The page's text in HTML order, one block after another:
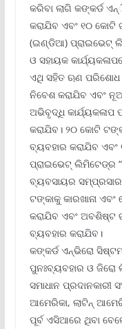
କରିବା ଲାଗି କଙ୍କର୍ଡ
କରାଯିବ ଏବଂ ୧୦ କୋଟି
(ଇଣ୍ଡିଆ) ପ୍ରାଇଭେଟ୍
ଓ ସହାୟକ
ଏଥି ସହିତ ଋଣ ପରିଶୋଧ
ନିବେଶ କରାଯିବ ଏବଂ
ଅଭିବୃଦ୍ଧି
କରାଯିବ। ୨୦ କୋଟି
ବ୍ୟବହାର କରାଯିବ
ପ୍ରାଇଭେଟ୍ ଲିମିଟେଡ୍‌ର
ବ୍ୟବସାୟର
ଟଙ୍କାକୁ କାରଖାନା
କରାଯିବ ଏବଂ ଅବଶିଷ୍ଟ
ବ୍ୟବହାର କରାଯିବ।
କଙ୍କର୍ଡ ଏନ୍‌ଭିରୋ
ପୁନଃବ୍ୟବହାର ଓ ଜିରୋ
ସମାଧାନ
ଆମେରିକା, ଲାଟିନ୍
ପୂର୍ବ ଏସିଆରେ ଥିବା